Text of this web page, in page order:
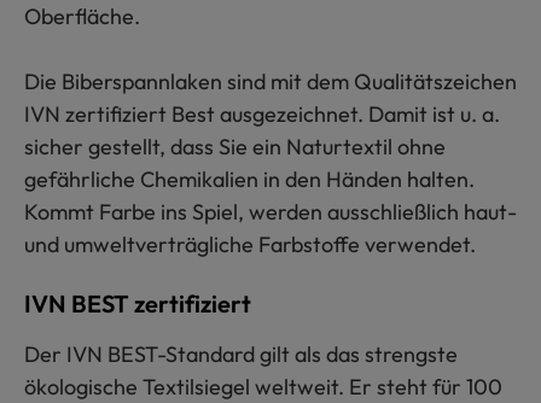
Oberfläche.
Die Biberspannlaken sind mit dem Qualitätszeichen
IVN zertifiziert Best ausgezeichnet. Damit ist u. a.
sicher gestellt, dass Sie ein Naturtextil ohne
gefährliche Chemikalien in den Händen halten.
Kommt Farbe ins Spiel, werden ausschließlich haut-
und umweltverträgliche Farbstoffe verwendet.
IVN BEST zertifiziert
Der IVN BEST-Standard gilt als das strengste
ökologische Textilsiegel weltweit. Er steht für 100